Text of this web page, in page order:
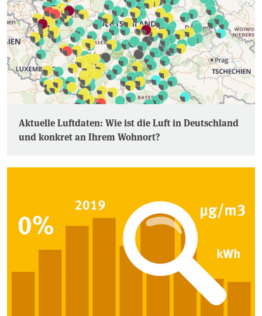
Aktuelle Luftdaten: Wie ist die Luft in Deutschland
und konkret an Ihrem Wohnort?